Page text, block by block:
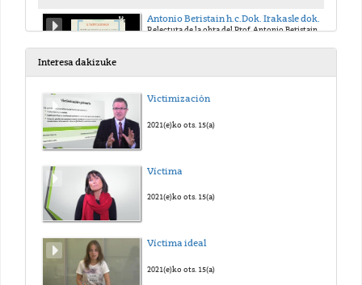
Antonio Beristain h.c.Dok. Irakasle doktorearen OMENEZKO VI. TOPAKETA
Relectura de la obra del Prof. Antonio Beristain por los estudiantes de Criminología, sobre: “Eutanasia: Reflexiones generales al hilo del estudio de
Gromming y sexting en adolescentes
Interesa dakizuke
Victimización
2021(e)ko ots. 15(a)
Víctima
2021(e)ko ots. 15(a)
Víctima ideal
2021(e)ko ots. 15(a)